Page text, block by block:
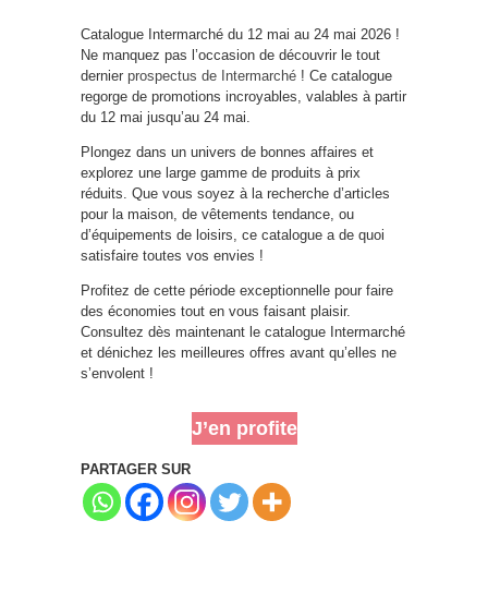
Catalogue Intermarché du 12 mai au 24 mai 2026 !
Ne manquez pas l’occasion de découvrir le tout
dernier prospectus de Intermarché ! Ce catalogue
regorge de promotions incroyables, valables à partir
du 12 mai jusqu’au 24 mai.
Plongez dans un univers de bonnes affaires et
explorez une large gamme de produits à prix
réduits. Que vous soyez à la recherche d’articles
pour la maison, de vêtements tendance, ou
d’équipements de loisirs, ce catalogue a de quoi
satisfaire toutes vos envies !
Profitez de cette période exceptionnelle pour faire
des économies tout en vous faisant plaisir.
Consultez dès maintenant le catalogue Intermarché
et dénichez les meilleures offres avant qu’elles ne
s’envolent !
J’en profite
PARTAGER SUR